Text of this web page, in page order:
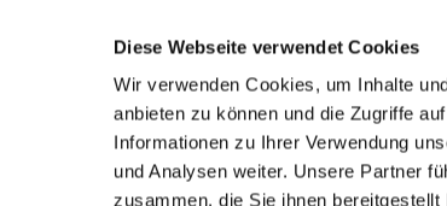
Diese Webseite verwendet Cookies
Wir verwenden Cookies, um Inhalte
anbieten zu können und die Zugriffe
Informationen zu Ihrer Verwendung
und Analysen weiter. Unsere Partner
zusammen, die Sie ihnen
GmbH
des AWO
Unterfranken e.V.)
Bewerbungstipps
Bewerbung als
Bewerbung als
Bewerbung als
Bewerbung als Erzieher*in